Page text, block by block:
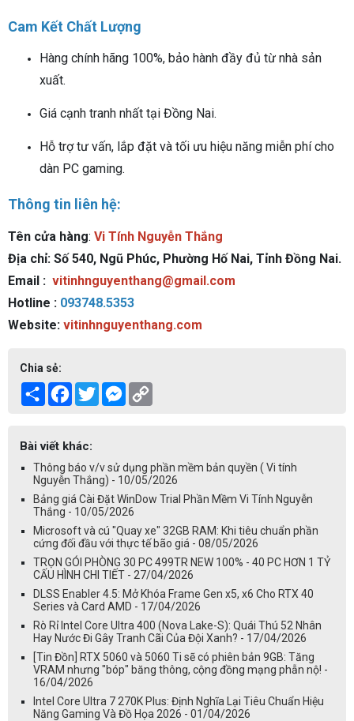
Cam Kết Chất Lượng
Hàng chính hãng 100%, bảo hành đầy đủ từ nhà sản
xuất.
Giá cạnh tranh nhất tại Đồng Nai.
Hỗ trợ tư vấn, lắp đặt và tối ưu hiệu năng miễn phí cho
dàn PC gaming.
Thông tin liên hệ:
Tên cửa hàng: Vi Tính Nguyễn Thắng
Địa chỉ: Số 540, Ngũ Phúc, Phường Hố Nai, Tỉnh Đồng Nai.
Email : vitinhnguyenthang@gmail.com
Hotline : 093748.5353
Website: vitinhnguyenthang.com
Chia sẻ:
Share Facebook
TwitterMessenger
Bài viết khác:
Thông báo v/v sử dụng phần mềm bản quyền ( Vi tính
Nguyễn Thắng) - 10/05/2026
Bảng giá Cài Đặt WinDow Trial Phần Mềm Vi Tính Nguyễn
Thắng - 10/05/2026
Microsoft và cú "Quay xe" 32GB RAM: Khi tiêu chuẩn phần
cứng đối đầu với thực tế bão giá - 08/05/2026
TRỌN GÓI PHÒNG 30 PC 499TR NEW 100% - 40 PC HƠN 1 TỶ
CẤU HÌNH CHI TIẾT - 27/04/2026
DLSS Enabler 4.5: Mở Khóa Frame Gen x5, x6 Cho RTX 40
Series và Card AMD - 17/04/2026
Rò Rỉ Intel Core Ultra 400 (Nova Lake-S): Quái Thú 52 Nhân
Hay Nước Đi Gây Tranh Cãi Của Đội Xanh? - 17/04/2026
[Tin Đồn] RTX 5060 và 5060 Ti sẽ có phiên bản 9GB: Tăng
VRAM nhưng "bóp" băng thông, cộng đồng mạng phẫn nộ! -
16/04/2026
Intel Core Ultra 7 270K Plus: Định Nghĩa Lại Tiêu Chuẩn Hiệu
Năng Gaming Và Đồ Họa 2026 - 01/04/2026